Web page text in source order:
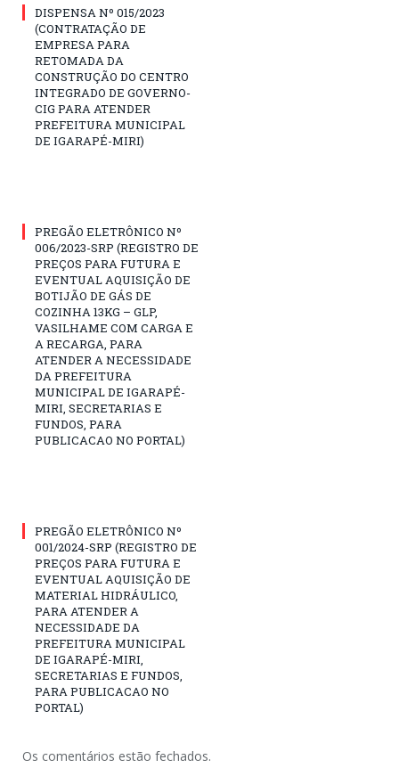
DISPENSA Nº 015/2023
(CONTRATAÇÃO DE
EMPRESA PARA
RETOMADA DA
CONSTRUÇÃO DO CENTRO
INTEGRADO DE GOVERNO-
CIG PARA ATENDER
PREFEITURA MUNICIPAL
DE IGARAPÉ-MIRI)
PREGÃO ELETRÔNICO Nº
006/2023-SRP (REGISTRO DE
PREÇOS PARA FUTURA E
EVENTUAL AQUISIÇÃO DE
BOTIJÃO DE GÁS DE
COZINHA 13KG – GLP,
VASILHAME COM CARGA E
A RECARGA, PARA
ATENDER A NECESSIDADE
DA PREFEITURA
MUNICIPAL DE IGARAPÉ-
MIRI, SECRETARIAS E
FUNDOS, PARA
PUBLICACAO NO PORTAL)
PREGÃO ELETRÔNICO Nº
001/2024-SRP (REGISTRO DE
PREÇOS PARA FUTURA E
EVENTUAL AQUISIÇÃO DE
MATERIAL HIDRÁULICO,
PARA ATENDER A
NECESSIDADE DA
PREFEITURA MUNICIPAL
DE IGARAPÉ-MIRI,
SECRETARIAS E FUNDOS,
PARA PUBLICACAO NO
PORTAL)
Os comentários estão fechados.